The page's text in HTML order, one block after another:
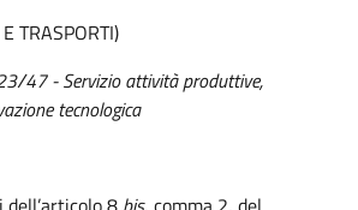
TRASPORTI)
47 - Servizio attività produttive,
tecnologica